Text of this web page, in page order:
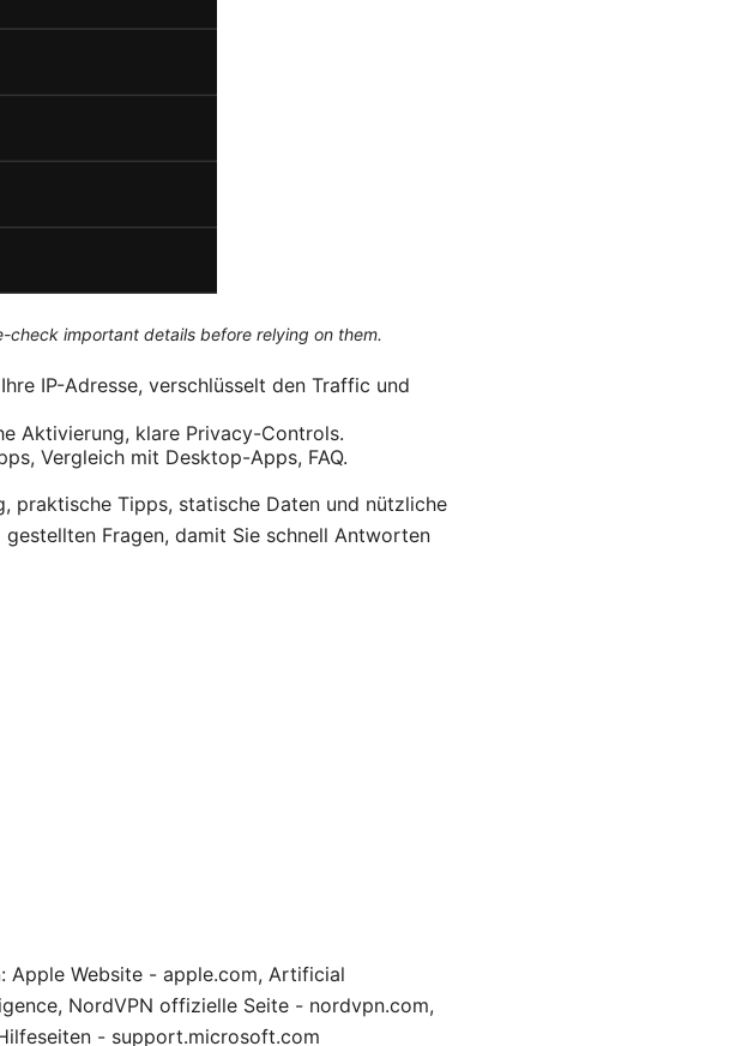
check important details before relying on them.
IP-Adresse, verschlüsselt den Traffic und
Aktivierung, klare Privacy-Controls.
Vergleich mit Desktop-Apps, FAQ.
praktische Tipps, statische Daten und nützliche
Fragen, damit Sie schnell Antworten
Apple Website - apple.com, Artificial
NordVPN offizielle Seite - nordvpn.com,
- support.microsoft.com